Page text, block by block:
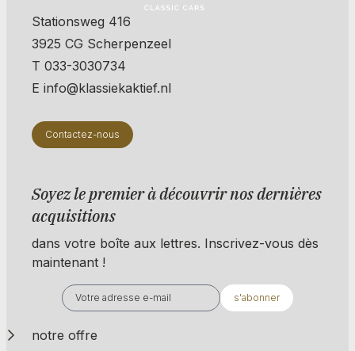
Stationsweg 416
3925 CG Scherpenzeel
T 033-3030734
E info@klassiekaktief.nl
Contactez-nous
Soyez le premier à découvrir nos dernières
acquisitions
dans votre boîte aux lettres. Inscrivez-vous dès
maintenant !
s'abonner
notre offre